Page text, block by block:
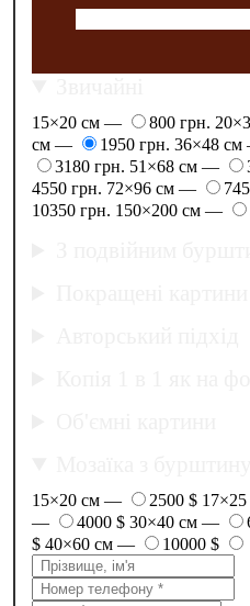
15×20 см — 800 грн.
см —
1950 грн. 36×48
3180 грн. 51×68 см —
4550 грн. 72×96 см —
10350 грн. 150×200 см —
15×20 см — 2500 $
—
4000 $ 30×40 см —
$ 40×60 см — 10000 $